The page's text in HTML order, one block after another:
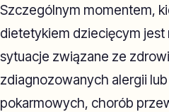
Szczególnym momentem,
dietetykiem dziecięcym jest
sytuacje związane ze
zdiagnozowanych alergii
pokarmowych, chorób